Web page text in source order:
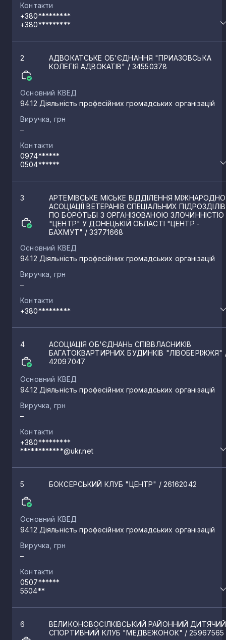
Контакти
+380*********
+380*********
2
АДВОКАТСЬКЕ ОБ'ЄДНАННЯ "ПРИАЗОВСЬКА
КОЛЕГІЯ АДВОКАТІВ" / 34550378
Основний КВЕД
94.12 Діяльність професійних громадських організацій
Виручка, грн
–
Контакти
0974******
0504******
3
АРТЕМІВСЬКЕ МІСЬКЕ ВІДДІЛЕННЯ
АСОЦІАЦІЇ ВЕТЕРАНІВ СПЕЦІАЛЬНИХ ПІДРОЗДІЛІВ
ПО БОРОТЬБІ З ОРГАНІЗОВАНОЮ ЗЛОЧИННІСТЮ
"ЦЕНТР" У ДОНЕЦЬКІЙ ОБЛАСТІ "ЦЕНТР -
БАХМУТ" / 33771668
Основний КВЕД
94.12 Діяльність професійних громадських організацій
Виручка, грн
–
Контакти
+380*********
4
АСОЦІАЦІЯ ОБ'ЄДНАНЬ СПІВВЛАСНИКІВ
БАГАТОКВАРТИРНИХ БУДИНКІВ "ЛІВОБЕРІЖЖЯ"
42097047
Основний КВЕД
94.12 Діяльність професійних громадських організацій
Виручка, грн
–
Контакти
+380*********
************@ukr.net
5 БОКСЕРСЬКИЙ КЛУБ "ЦЕНТР" / 26162042
Основний КВЕД
94.12 Діяльність професійних громадських організацій
Виручка, грн
–
Контакти
0507******
5504**
6
ВЕЛИКОНОВОСІЛКІВСЬКИЙ РАЙОННИЙ ДИТЯЧИЙ
СПОРТИВНИЙ КЛУБ "МЕДВЕЖОНОК" / 25967565